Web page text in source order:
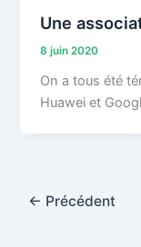
Une
8 juin 2020
On a tous été
Huawei et
← Précédent